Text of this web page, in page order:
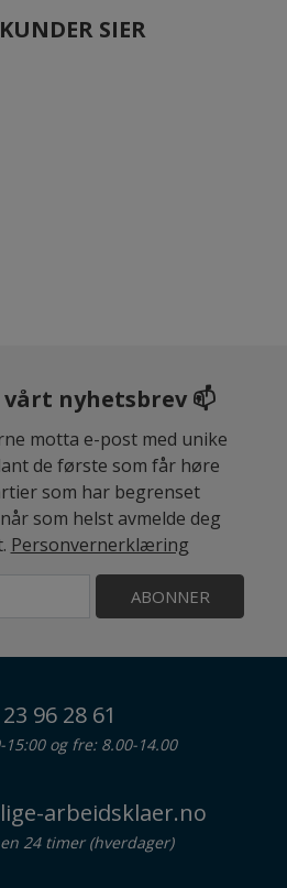
SIER
nyhetsbrev 📫
motta e-post med unike
de første som får høre
som har begrenset
som helst avmelde deg
Personvernerklæring
ABONNER
23 96 28 61
og fre: 8.00-14.00
arbeidsklaer.no
24 timer (hverdager)